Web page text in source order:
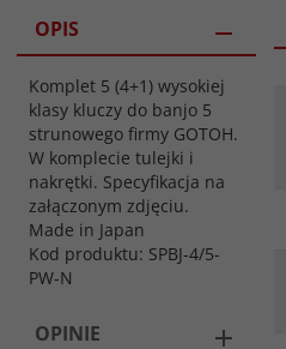
OPIS
Komplet 5 (4+1) wysokiej
klasy kluczy do banjo 5
strunowego firmy GOTOH.
W komplecie tulejki i
nakrętki. Specyfikacja na
załączonym zdjęciu.
Made in Japan
Kod produktu: SPBJ-4/5-
PW-N
OPINIE